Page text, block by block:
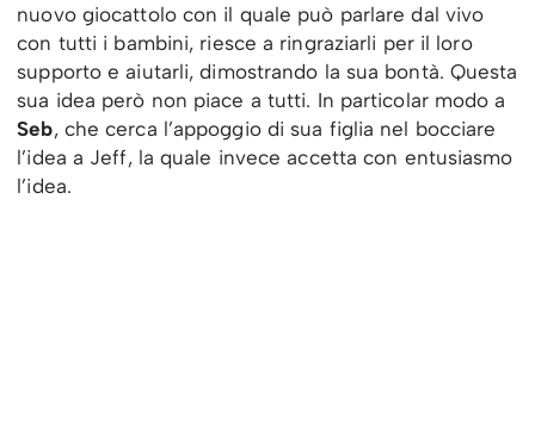
nuovo giocattolo con il quale può parlare dal vivo
con tutti i bambini, riesce a ringraziarli per il loro
supporto e aiutarli, dimostrando la sua bontà. Questa
sua idea però non piace a tutti. In particolar modo a
Seb, che cerca l’appoggio di sua figlia nel bocciare
l’idea a Jeff, la quale invece accetta con entusiasmo
l’idea.